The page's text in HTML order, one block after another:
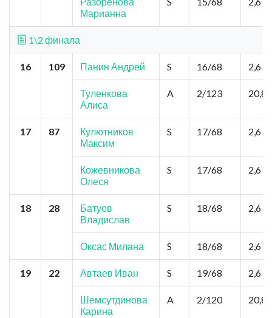
Марианна
1\2 финала
16 109 Панин Андрей S 16/68 2,6
Туленкова
Алиса
A 2/123 20,8
17 87
Кулютников
Максим
S 17/68 2,6
Кожевникова
Олеся
S 17/68 2,6
18 28
Батуев
Владислав
S 18/68 2,6
Оксас Милана S 18/68 2,6
19 22 Автаев Иван S 19/68 2,6
Шемсутдинова
Карина
A 2/120 20,8